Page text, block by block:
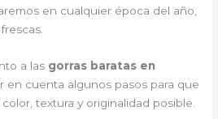
en cualquier época del año,
a las gorras baratas en
en cuenta algunos pasos para que
textura y originalidad posible.